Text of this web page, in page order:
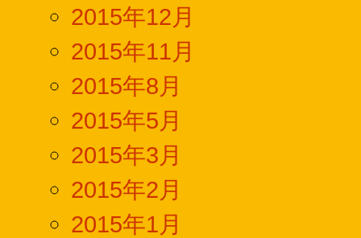
2015年12月
2015年11月
2015年8月
2015年5月
2015年3月
2015年2月
2015年1月